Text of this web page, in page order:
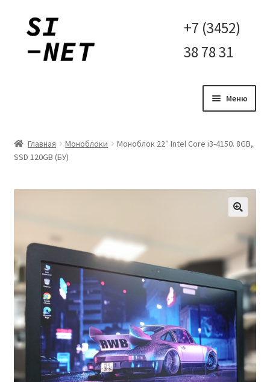
Перейти
навигации
Перейти
содержимому
+7 (3452)
38 78 31
Меню
Контакты
Корзина
Оплата и доставка
Оформление заказа
Главная Моноблоки
Моноблок 22″ Intel Core i3-4150. 8GB,
SSD 120GB (БУ)